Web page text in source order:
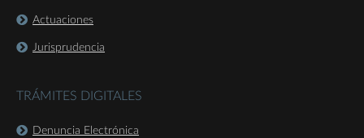
Actuaciones
Jurisprudencia
TRÁMITES DIGITALES
Denuncia Electrónica